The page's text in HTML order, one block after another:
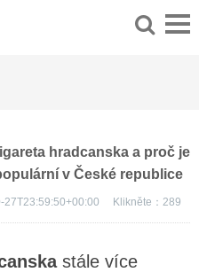
hradcanska a proč je
v České republice
27T23:59:50+00:00 Klikněte： 289
stále více